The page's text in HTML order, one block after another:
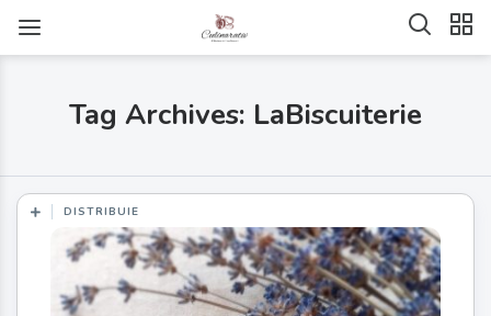
Tag Archives: LaBiscuiterie
DISTRIBUIE